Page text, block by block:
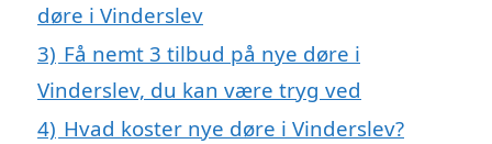
døre i Vinderslev
3) Få nemt 3 tilbud på nye døre i
Vinderslev, du kan være tryg ved
4) Hvad koster nye døre i Vinderslev?